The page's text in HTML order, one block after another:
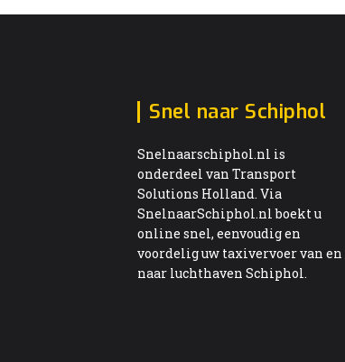
Snel naar Schiphol
Snelnaarschiphol.nl is
onderdeel van Transport
Solutions Holland. Via
SnelnaarSchiphol.nl boekt u
online snel, eenvoudig en
voordelig uw taxivervoer van en
naar luchthaven Schiphol.